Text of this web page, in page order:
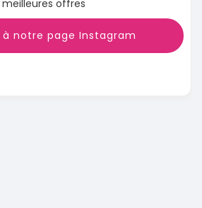
meilleures offres
à notre page Instagram